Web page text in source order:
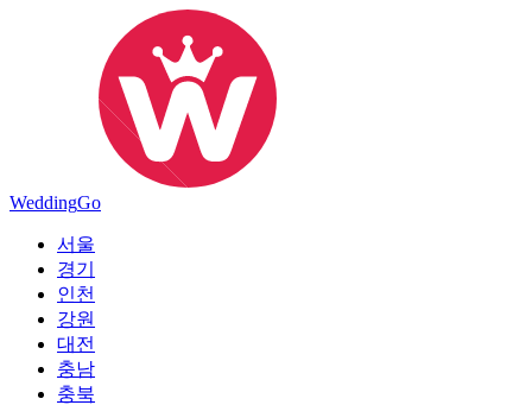
WeddingGo
서울
경기
인천
강원
대전
충남
충북